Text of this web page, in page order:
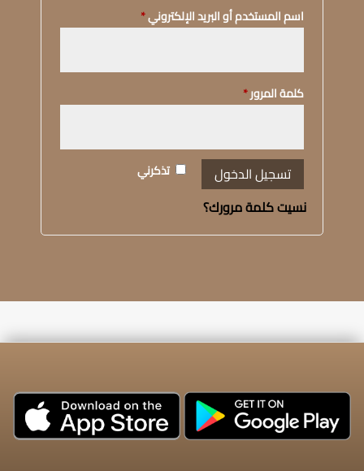
اسم المستخدم أو البريد الإلكتروني*
كلمة المرور*
تذكرني
تسجيل الدخول
نسيت كلمة مرورك؟